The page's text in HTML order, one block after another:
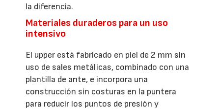
la diferencia.
Materiales duraderos para un uso
intensivo
El upper está fabricado en piel de 2 mm sin
uso de sales metálicas, combinado con una
plantilla de ante, e incorpora una
construcción sin costuras en la puntera
para reducir los puntos de presión y